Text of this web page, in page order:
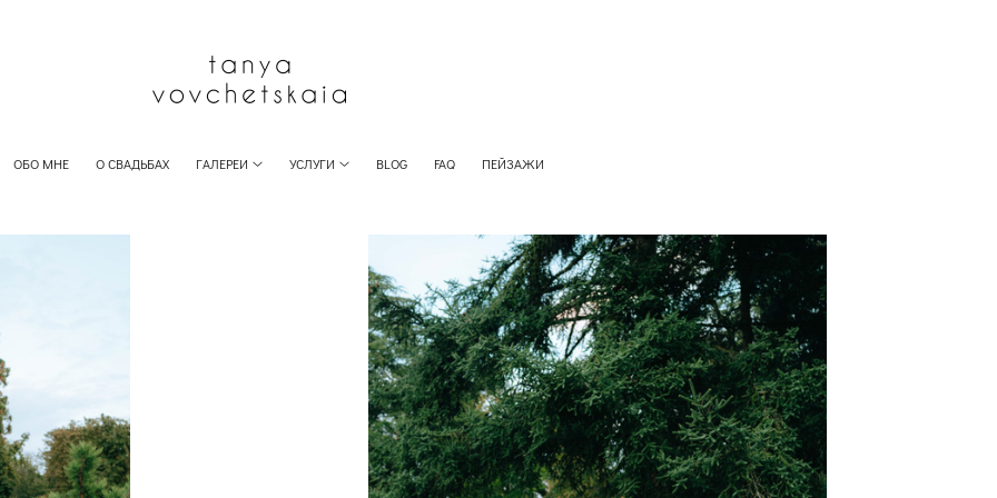
ОБО МНЕ О СВАДЬБАХ ГАЛЕРЕИ УСЛУГИ BLOG FAQ ПЕЙЗАЖИ